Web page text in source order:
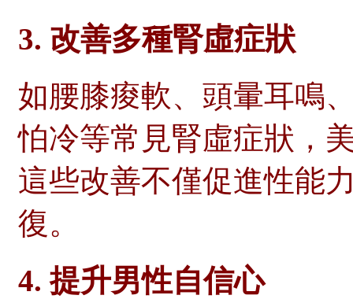
3. 改善多種腎虛症狀
如腰膝痠軟、頭暈耳鳴
怕冷等常見腎虛症狀，
這些改善不僅促進性能
復。
4.提升男性自信心